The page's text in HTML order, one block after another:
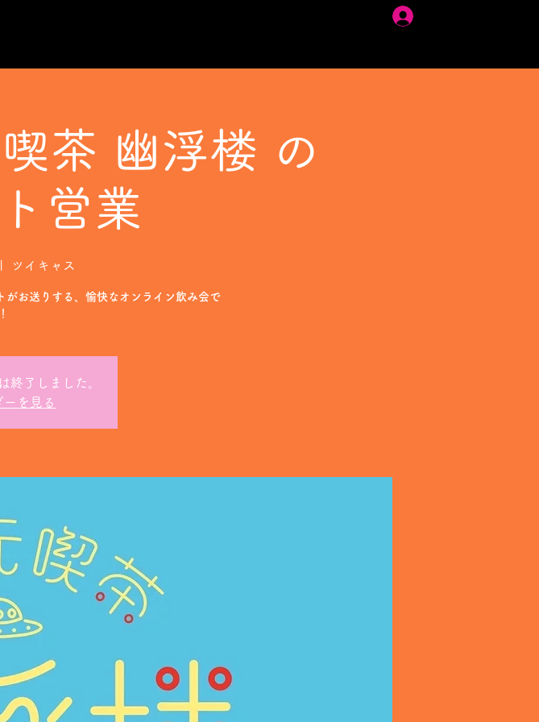
茶 幽浮楼 の
営業
ツイキャス
お送りする、愉快なオンライン飲み会で
終了しました。
ーを見る